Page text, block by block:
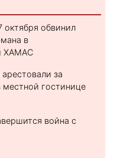
октября обвинил
в
ХАМАС
за
местной гостинице
война с